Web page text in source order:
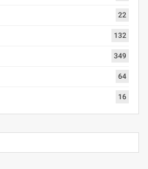
22
132
349
64
16